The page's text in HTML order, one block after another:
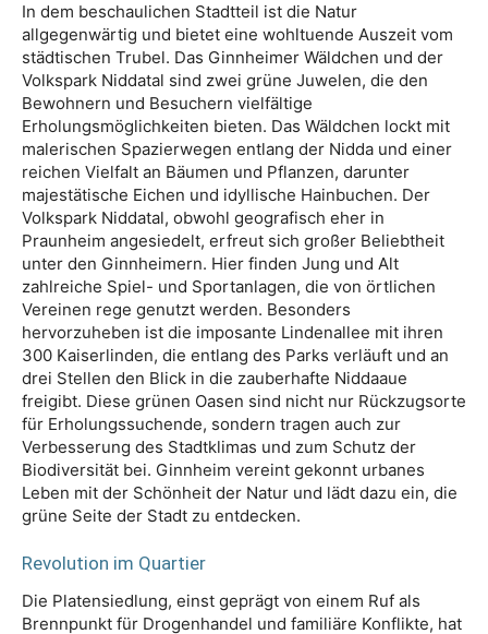
In dem beschaulichen Stadtteil ist die Natur
allgegenwärtig und bietet eine wohltuende Auszeit vom
städtischen Trubel. Das Ginnheimer Wäldchen und der
Volkspark Niddatal sind zwei grüne Juwelen, die den
Bewohnern und Besuchern vielfältige
Erholungsmöglichkeiten bieten. Das Wäldchen lockt mit
malerischen Spazierwegen entlang der Nidda und einer
reichen Vielfalt an Bäumen und Pflanzen, darunter
majestätische Eichen und idyllische Hainbuchen. Der
Volkspark Niddatal, obwohl geografisch eher in
Praunheim angesiedelt, erfreut sich großer Beliebtheit
unter den Ginnheimern. Hier finden Jung und Alt
zahlreiche Spiel- und Sportanlagen, die von örtlichen
Vereinen rege genutzt werden. Besonders
hervorzuheben ist die imposante Lindenallee mit ihren
300 Kaiserlinden, die entlang des Parks verläuft und an
drei Stellen den Blick in die zauberhafte Niddaaue
freigibt. Diese grünen Oasen sind nicht nur Rückzugsorte
für Erholungssuchende, sondern tragen auch zur
Verbesserung des Stadtklimas und zum Schutz der
Biodiversität bei. Ginnheim vereint gekonnt urbanes
Leben mit der Schönheit der Natur und lädt dazu ein, die
grüne Seite der Stadt zu entdecken.
Revolution im Quartier
Die Platensiedlung, einst geprägt von einem Ruf als
Brennpunkt für Drogenhandel und familiäre Konflikte, hat